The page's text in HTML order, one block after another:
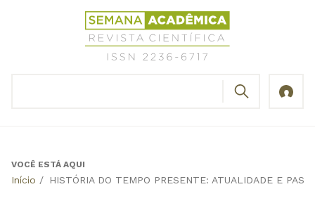
Revista
Científica
Semana
Back
VOCÊ ESTÁ AQUI
Início / HISTÓRIA DO TEMPO PRESENTE: ATUALIDADE E